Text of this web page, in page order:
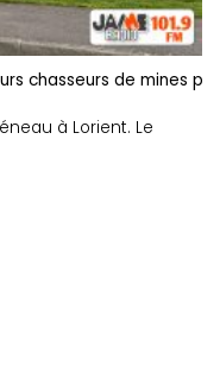
chasseurs de mines
à Lorient. Le